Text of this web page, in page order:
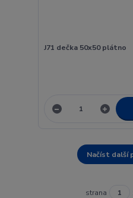
J71 dečka 50x50 plátno
Načíst další
strana